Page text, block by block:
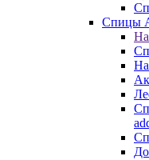
Спицы